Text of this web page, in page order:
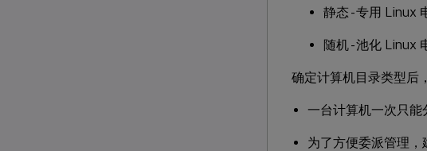
静态 - 专用 Linux
随机 - 池化 Linux
确定计算机目录类型后
一台计算机一次只能
为了方便委派管理